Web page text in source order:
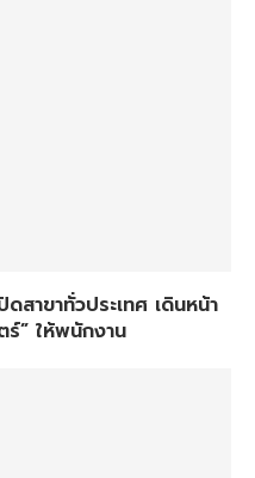
สาขาทั่วประเทศ เดินหน้า
ร์” ให้พนักงาน